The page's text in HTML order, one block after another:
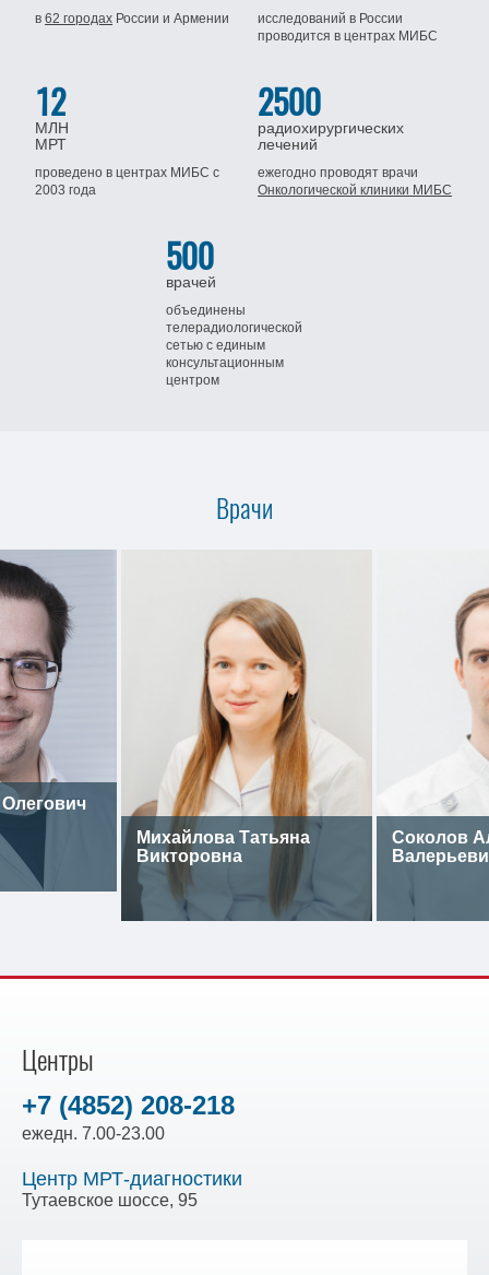
в62 городах Россиии Армении
исследований в России
проводится в центрах МИБС
12
МЛН
МРТ
проведено в центрах МИБСс
2003 года
2500
радиохирургических
лечений
ежегодно проводят врачи
Онкологической клиники МИБС
500
врачей
объединены
телерадиологической
сетью с единым
консультационным
центром
Врачи
Михайлова Татьяна
Викторовна
Соколов
Центры
+7 (4852) 208-218
ежедн. 7.00-23.00
Центр МРТ-диагностики
Тутаевское шоссе, 95